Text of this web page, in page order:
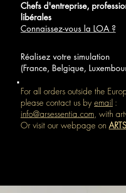
Chefs d'entreprise,
libérales
Connaissez-vous la LOA ?
Réalisez votre simulation
(France, Belgique,
For all orders outside the
please contact us by email :
info@arsessentia.com, with
Or visit our webpage on